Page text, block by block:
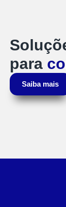
para
Saiba mais